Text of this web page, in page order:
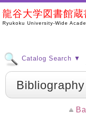
龍谷大学図書館
Ryukoku University-Wide
Catalog Search ▼